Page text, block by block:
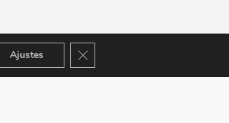
Ajustes Cerrar el banner de cookies RGPD